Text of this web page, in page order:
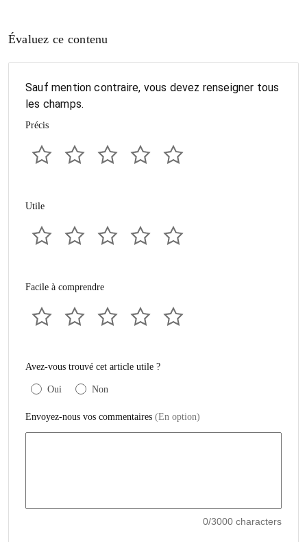
Évaluez ce contenu
Sauf mention contraire, vous devez renseigner tous
les champs.
Précis
Utile
Facile à comprendre
Avez-vous trouvé cet article utile ?
Oui Non
Envoyez-nous vos commentaires (En option)
0/3000 characters